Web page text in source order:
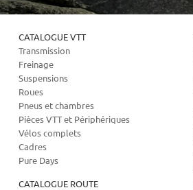
CATALOGUE VTT
Transmission
Freinage
Suspensions
Roues
Pneus et chambres
Pièces VTT et Périphériques
Vélos complets
Cadres
Pure Days
CATALOGUE ROUTE